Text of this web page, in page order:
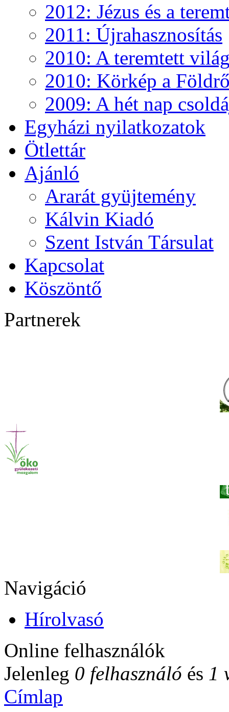
2012: Jézus és a
2011: Újrahasznosítás
2010: A teremtett
2010: Körkép a
2009: A hét nap
Egyházi nyilatkozatok
Ötlettár
Ajánló
Ararát gyüjtemény
Kálvin Kiadó
Szent István Társulat
Kapcsolat
Köszöntő
Partnerek
Navigáció
Hírolvasó
Online felhasználók
Jelenleg 0 felhasználó és 1
Címlap